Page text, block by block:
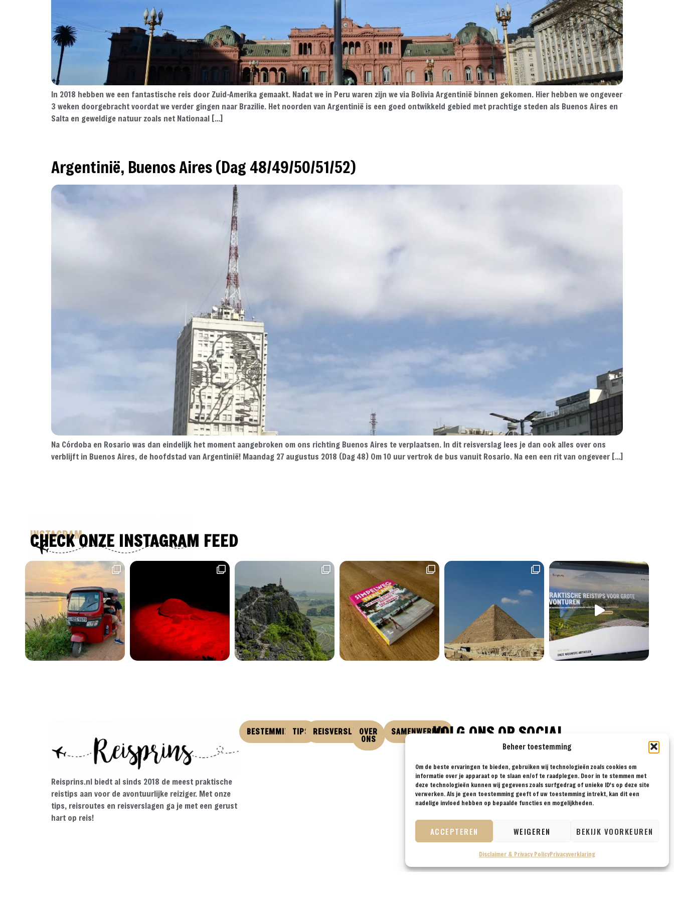
Beheer toestemming
Om de beste ervaringen te bieden, gebruiken wij technologieën zoals cookies om
informatie over je apparaat op te slaan en/of te raadplegen. Door in te stemmen met
deze technologieën kunnen wij gegevens zoals surfgedrag of unieke ID's op deze site
verwerken. Als je geen toestemming geeft of uw toestemming intrekt, kan dit een
nadelige invloed hebben op bepaalde functies en mogelijkheden.
ACCEPTEREN WEIGEREN BEKIJK VOORKEUREN
Disclaimer & Privacy PolicyPrivacyverklaring
In 2018 hebben we een fantastische reis door Zuid-Amerika gemaakt. Nadat we in Peru waren zijn we via Bolivia Argentinië binnen gekomen. Hier hebben we ongeveer
3 weken doorgebracht voordat we verder gingen naar Brazilie. Het noorden van Argentinië is een goed ontwikkeld gebied met prachtige steden als Buenos Aires en
Salta en geweldige natuur zoals net Nationaal […]
Argentinië, Buenos Aires (Dag 48/49/50/51/52)
Na Córdoba en Rosario was dan eindelijk het moment aangebroken om ons richting Buenos Aires te verplaatsen. In dit reisverslag lees je dan ook alles over ons
verblijft in Buenos Aires, de hoofdstad van Argentinië! Maandag 27 augustus 2018 (Dag 48) Om 10 uur vertrok de bus vanuit Rosario. Na een een rit van ongeveer […]
INSTAGRAM
CHECK ONZE INSTAGRAM FEED
Reisprins.nl biedt al sinds 2018 de meest praktische
reistips aan voor de avontuurlijke reiziger. Met onze
tips, reisroutes en reisverslagen ga je met een gerust
hart op reis!
BESTEMMINGEN
TIPS REISVERSLAGEN
OVER
ONS
SAMENWERKENVOLG ONS OP SOCIAL